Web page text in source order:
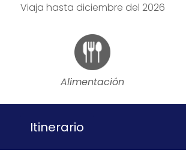
Viaja hasta diciembre del 2026
Alimentación
Itinerario